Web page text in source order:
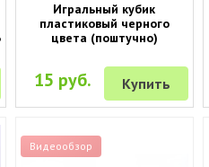
Игральный кубик
пластиковый черного
цвета (поштучно)
15 руб. Купить
Видеообзор